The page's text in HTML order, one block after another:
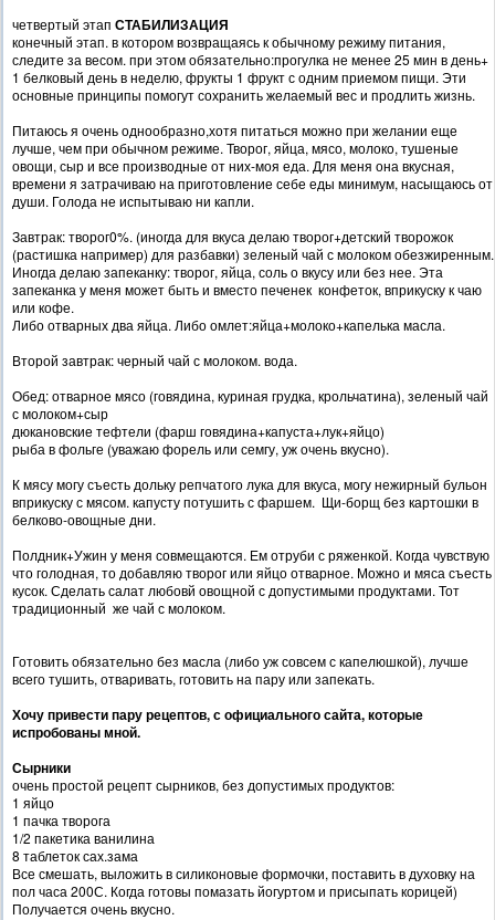
четвертый этап СТАБИЛИЗАЦИЯ
конечный этап. в котором возвращаясь к обычному режиму питания,
следите за весом. при этом обязательно:прогулка не менее 25 мин в день+
1 белковый день в неделю, фрукты 1 фрукт с одним приемом пищи. Эти
основные принципы помогут сохранить желаемый вес и продлить жизнь.
Питаюсь я очень однообразно,хотя питаться можно при желании еще
лучше, чем при обычном режиме. Творог, яйца, мясо, молоко, тушеные
овощи, сыр и все производные от них-моя еда. Для меня она вкусная,
времени я затрачиваю на приготовление себе еды минимум, насыщаюсь от
души. Голода не испытываю ни капли.
Завтрак: творог0%. (иногда для вкуса делаю творог+детский творожок
(растишка например) для разбавки) зеленый чай с молоком обезжиренным.
Иногда делаю запеканку: творог, яйца, соль о вкусу или без нее. Эта
запеканка у меня может быть и вместо печенек конфеток, вприкуску к чаю
или кофе.
Либо отварных два яйца. Либо омлет:яйца+молоко+капелька масла.
Второй завтрак: черный чай с молоком. вода.
Обед: отварное мясо (говядина, куриная грудка, крольчатина), зеленый чай
с молоком+сыр
дюкановские тефтели (фарш говядина+капуста+лук+яйцо)
рыба в фольге (уважаю форель или семгу, уж очень вкусно).
К мясу могу съесть дольку репчатого лука для вкуса, могу нежирный бульон
вприкуску с мясом. капусту потушить с фаршем. Щи-борщ без картошки в
белково-овощные дни.
Полдник+Ужин у меня совмещаются. Ем отруби с ряженкой. Когда чувствую
что голодная, то добавляю творог или яйцо отварное. Можно и мяса съесть
кусок. Сделать салат любовй овощной с допустимыми продуктами. Тот
традиционный же чай с молоком.
Готовить обязательно без масла (либо уж совсем с капелюшкой), лучше
всего тушить, отваривать, готовить на пару или запекать.
Хочу привести пару рецептов, с официального сайта, которые
испробованы мной.
Сырники
очень простой рецепт сырников, без допустимых продуктов:
1 яйцо
1 пачка творога
1/2 пакетика ванилина
8 таблеток сах.зама
Все смешать, выложить в силиконовые формочки, поставить в духовку на
пол часа 200С. Когда готовы помазать йогуртом и присыпать корицей)
Получается очень вкусно.